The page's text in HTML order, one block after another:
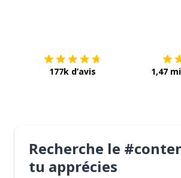
177k d’avis 1,47
Recherche le
tu apprécies